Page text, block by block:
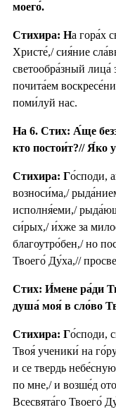
моего́.
Стихира: На гора́х
Христе́,/ сия́ние
светообра́зный лица́
почита́ем
поми́луй нас.
На 6. Стих: А́ще
кто постои́т?// Я́ко
Стихира: Го́споди,
возноси́ма,/
исполня́еми,/
си́рых,/ и́хже за
благоутро́бен,/ но
Твоего́ Ду́ха,//
Стих: И́мене ра́ди
душа́ моя́ в сло́во
Стихира: Го́споди,
Твоя́ ученики́ на
и се твердь
по мне,/ и возше́д
Всесвята́го Твоего́